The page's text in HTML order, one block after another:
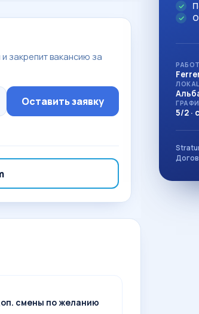
закрепит вакансию за
Оставить заявку
смены по желанию
5/2 ·